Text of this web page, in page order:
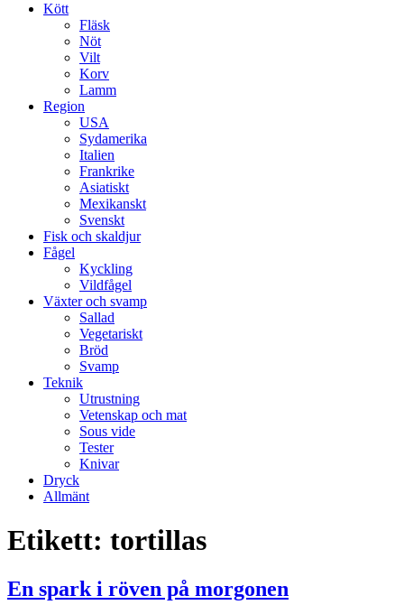
Kött
Fläsk
Nöt
Vilt
Korv
Lamm
Region
USA
Sydamerika
Italien
Frankrike
Asiatiskt
Mexikanskt
Svenskt
Fisk och skaldjur
Fågel
Kyckling
Vildfågel
Växter och svamp
Sallad
Vegetariskt
Bröd
Svamp
Teknik
Utrustning
Vetenskap och mat
Sous vide
Tester
Knivar
Dryck
Allmänt
Etikett: tortillas
En spark i röven på morgonen